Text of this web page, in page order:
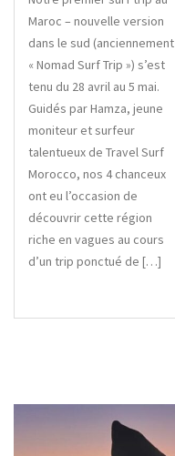
Maroc – nouvelle version
dans le sud (anciennement
« Nomad Surf Trip ») s’est
tenu du 28 avril au 5 mai.
Guidés par Hamza, jeune
moniteur et surfeur
talentueux de Travel Surf
Morocco, nos 4 chanceux
ont eu l’occasion de
découvrir cette région
riche en vagues au cours
d’un trip ponctué de […]